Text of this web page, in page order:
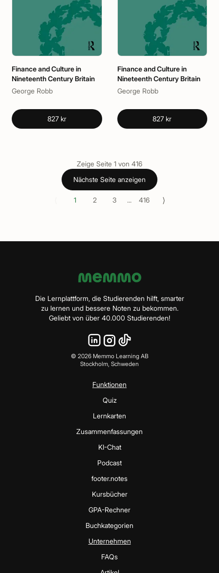
Finance and Culture in
Nineteenth Century Britain
George Robb
827 kr
Finance and Culture in
Nineteenth Century Britain
George Robb
827 kr
Zeige Seite 1 von 416
Nächste Seite anzeigen
1 2 3 ... 416 ⟩
Die Lernplattform, die Studierenden hilft, smarter
zu lernen und bessere Noten zu bekommen.
Geliebt von über 40.000 Studierenden!
© 2026Memmo Learning AB
Stockholm, Schweden
Funktionen
Quiz
Lernkarten
Zusammenfassungen
KI-Chat
Podcast
footer.notes
Kursbücher
GPA-Rechner
Buchkategorien
Unternehmen
FAQs